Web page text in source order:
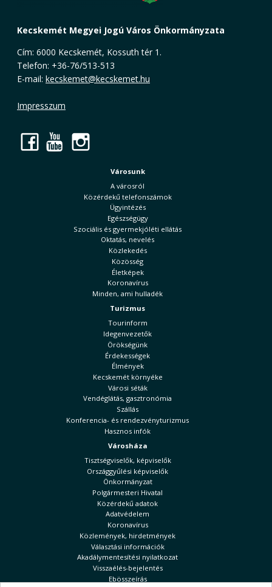
Kecskemét Megyei Jogú Város Önkormányzata
Cím: 6000 Kecskemét, Kossuth tér 1.
Telefon: +36-76/513-513
E-mail: kecskemet@kecskemet.hu
Impresszum
Facebook
YouTube
Városunk
A városról
Közérdekű telefonszámok
Ügyintézés
Egészségügy
Szociális és gyermekjóléti ellátás
Oktatás, nevelés
Közlekedés
Közösség
Életképek
Koronavírus
Minden, ami hulladék
Turizmus
Tourinform
Idegenvezetők
Örökségünk
Érdekességek
Élmények
Kecskemét környéke
Városi séták
Vendéglátás, gasztronómia
Szállás
Konferencia- és rendezvényturizmus
Hasznos infók
Városháza
Tisztségviselők, képviselők
Országgyűlési képviselők
Önkormányzat
Polgármesteri Hivatal
Közérdekű adatok
Adatvédelem
Koronavírus
Közlemények, hirdetmények
Választási információk
Akadálymentesítési nyilatkozat
Visszaélés-bejelentés
Ebösszeírás